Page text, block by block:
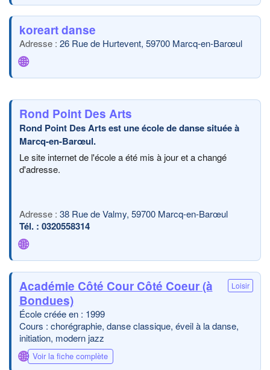
koreart danse
26 Rue de Hurtevent, 59700 Marcq-en-Barœul
🌐
Rond Point Des Arts
Rond Point Des Arts est une école de danse située à
Marcq-en-Barœul.
Le site internet de l'école a été mis à jour et a changé
d'adresse.
38 Rue de Valmy, 59700 Marcq-en-Barœul
0320558314
🌐
Académie Côté Cour Côté Coeur (à
Bondues)
Loisir
École créée en : 1999
Cours : chorégraphie, danse classique, éveil à la danse,
initiation, modern jazz
🌐 Voir la fiche complète